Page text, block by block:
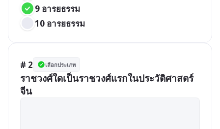
9 อารยธรรม
10 อารยธรรม
# 2 เลือกประเภท
ราชวงศ์ใดเป็นราชวงศ์แรกในประวัติศาสตร์
จีน